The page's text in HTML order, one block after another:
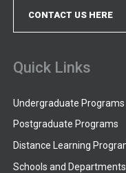
CONTACT US HERE
Quick Links
Undergraduate Programs
Postgraduate Programs
Distance Learning
Schools and Departments